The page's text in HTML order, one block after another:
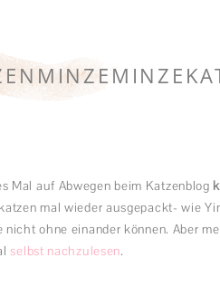
Mal auf Abwegen beim Katzenblog
mal wieder ausgepackt- wie
ohne einander können. Aber
selbst nachzulesen.